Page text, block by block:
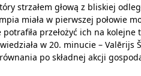
strzałem głową z bliskiej
miała w pierwszej połowie
przełożyć ich na kolejne
w 20. minucie – Valērijs
po składnej akcji